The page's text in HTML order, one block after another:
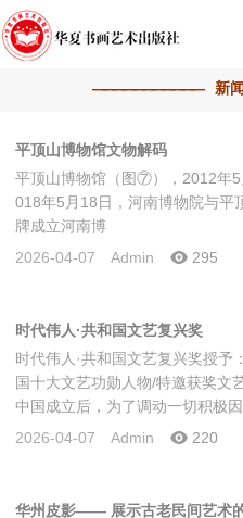
新
平顶山博物馆文物解码
平顶山博物馆（图⑦），2012年
018年5月18日，河南博物院与平
牌成立河南博
2026-04-07
Admin 295
时代伟人·共和国文艺复兴奖
时代伟人·共和国文艺复兴奖授予
国十大文艺功勋人物/特邀获奖文
中国成立后，为了调动一切积极
2026-04-07
Admin 220
华州皮影—— 展示古老民间艺术